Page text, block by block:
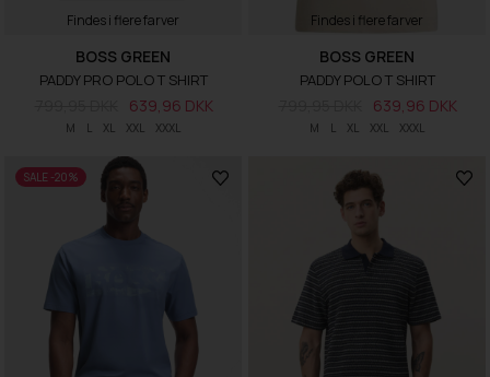
Findes i flere farver
M L XL XXL XXXL
BOSS GREEN
PADDY PRO POLO T SHIRT
639,96 DKK
Findes i flere farver
M L XL XXL XXXL
BOSS GREEN
PADDY POLO T SHIRT
639,96 DKK
SALE -20%